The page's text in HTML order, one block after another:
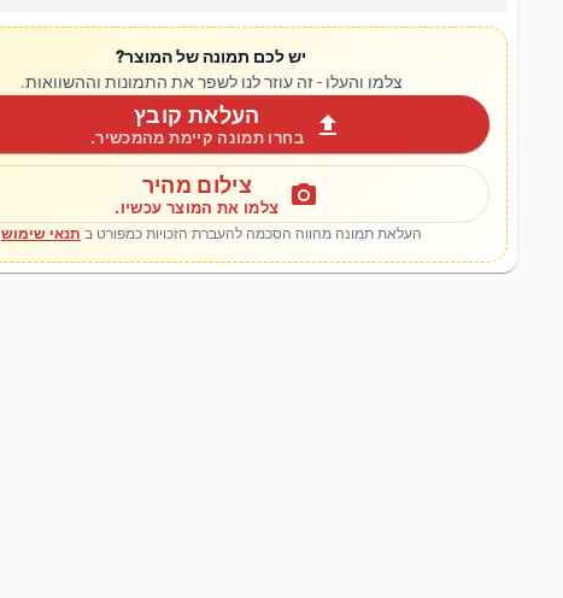
יש לכם תמונה של המוצר?
צלמו והעלו - זה עוזר לנו לשפר את התמונות וההשוואות.
upload העלאת קובץ
בחרו תמונה קיימת מהמכשיר.
photo_camera צילום מהיר
צלמו את המוצר עכשיו.
העלאת תמונה מהווה הסכמה להעברת הזכויות כמפורט ב תנאי שימוש